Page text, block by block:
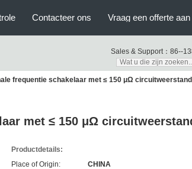
Contacteer ons Vraag een offerte aan
Sales & Support： 86--
frequentie schakelaar met ≤ 150 μΩ
met ≤ 150 μΩ
Productdetails:
Place of Origin:
CHINA